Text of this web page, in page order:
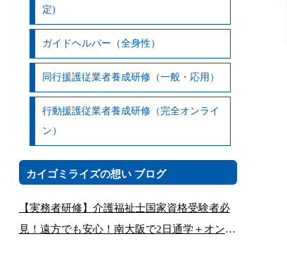
定)
ガイドヘルパー（全身性）
同行援護従業者養成研修（一般・応用）
行動援護従業者養成研修（完全オンライ
ン）
カイゴミライズの想い ブログ
【実務者研修】介護福祉士国家資格受験者必
見！遠方でも安心！南大阪で2日通学＋オンラ